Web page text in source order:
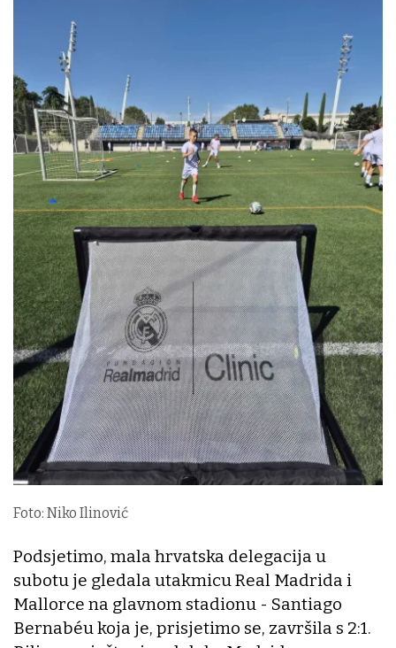
Foto: Niko Ilinović
Podsjetimo, mala hrvatska delegacija u
subotu je gledala utakmicu Real Madrida i
Mallorce na glavnom stadionu - Santiago
Bernabéu koja je, prisjetimo se, završila s 2:1.